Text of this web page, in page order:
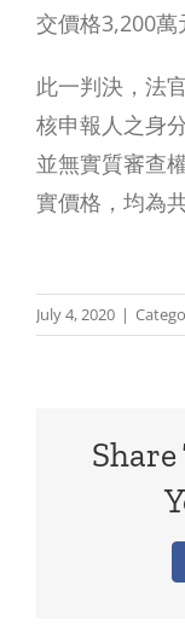
交價格3,200萬
此一判決，法
核申報人之身
並無實質審查
實價格，均為
July 4, 2020 |
送
房
是
送
母
贊
助